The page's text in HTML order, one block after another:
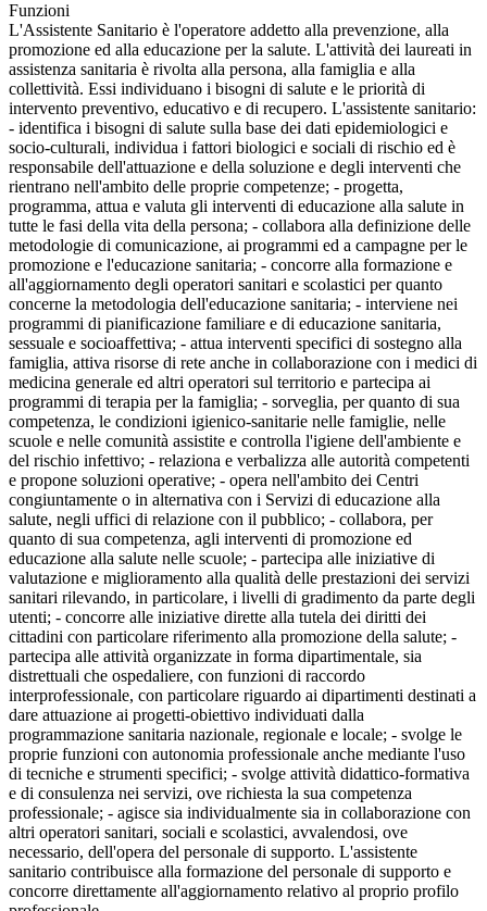
Funzioni
L'Assistente Sanitario è l'operatore addetto alla prevenzione, alla
promozione ed alla educazione per la salute. L'attività dei laureati in
assistenza sanitaria è rivolta alla persona, alla famiglia e alla
collettività. Essi individuano i bisogni di salute e le priorità di
intervento preventivo, educativo e di recupero. L'assistente sanitario:
- identifica i bisogni di salute sulla base dei dati epidemiologici e
socio-culturali, individua i fattori biologici e sociali di rischio ed è
responsabile dell'attuazione e della soluzione e degli interventi che
rientrano nell'ambito delle proprie competenze; - progetta,
programma, attua e valuta gli interventi di educazione alla salute in
tutte le fasi della vita della persona; - collabora alla definizione delle
metodologie di comunicazione, ai programmi ed a campagne per le
promozione e l'educazione sanitaria; - concorre alla formazione e
all'aggiornamento degli operatori sanitari e scolastici per quanto
concerne la metodologia dell'educazione sanitaria; - interviene nei
programmi di pianificazione familiare e di educazione sanitaria,
sessuale e socioaffettiva; - attua interventi specifici di sostegno alla
famiglia, attiva risorse di rete anche in collaborazione con i medici di
medicina generale ed altri operatori sul territorio e partecipa ai
programmi di terapia per la famiglia; - sorveglia, per quanto di sua
competenza, le condizioni igienico-sanitarie nelle famiglie, nelle
scuole e nelle comunità assistite e controlla l'igiene dell'ambiente e
del rischio infettivo; - relaziona e verbalizza alle autorità competenti
e propone soluzioni operative; - opera nell'ambito dei Centri
congiuntamente o in alternativa con i Servizi di educazione alla
salute, negli uffici di relazione con il pubblico; - collabora, per
quanto di sua competenza, agli interventi di promozione ed
educazione alla salute nelle scuole; - partecipa alle iniziative di
valutazione e miglioramento alla qualità delle prestazioni dei servizi
sanitari rilevando, in particolare, i livelli di gradimento da parte degli
utenti; - concorre alle iniziative dirette alla tutela dei diritti dei
cittadini con particolare riferimento alla promozione della salute; -
partecipa alle attività organizzate in forma dipartimentale, sia
distrettuali che ospedaliere, con funzioni di raccordo
interprofessionale, con particolare riguardo ai dipartimenti destinati a
dare attuazione ai progetti-obiettivo individuati dalla
programmazione sanitaria nazionale, regionale e locale; - svolge le
proprie funzioni con autonomia professionale anche mediante l'uso
di tecniche e strumenti specifici; - svolge attività didattico-formativa
e di consulenza nei servizi, ove richiesta la sua competenza
professionale; - agisce sia individualmente sia in collaborazione con
altri operatori sanitari, sociali e scolastici, avvalendosi, ove
necessario, dell'opera del personale di supporto. L'assistente
sanitario contribuisce alla formazione del personale di supporto e
concorre direttamente all'aggiornamento relativo al proprio profilo